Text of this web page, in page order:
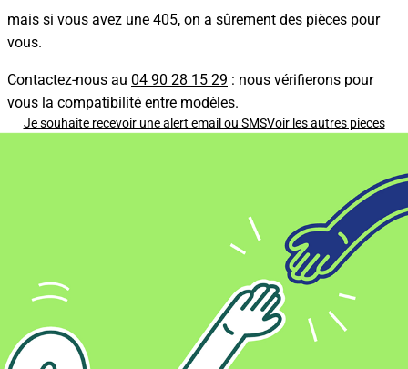
mais si vous avez une 405, on a sûrement des pièces pour
vous.
Contactez-nous au 04 90 28 15 29 : nous vérifierons pour
vous la compatibilité entre modèles.
Je souhaite recevoir une alert email ou SMSVoir les autres pieces